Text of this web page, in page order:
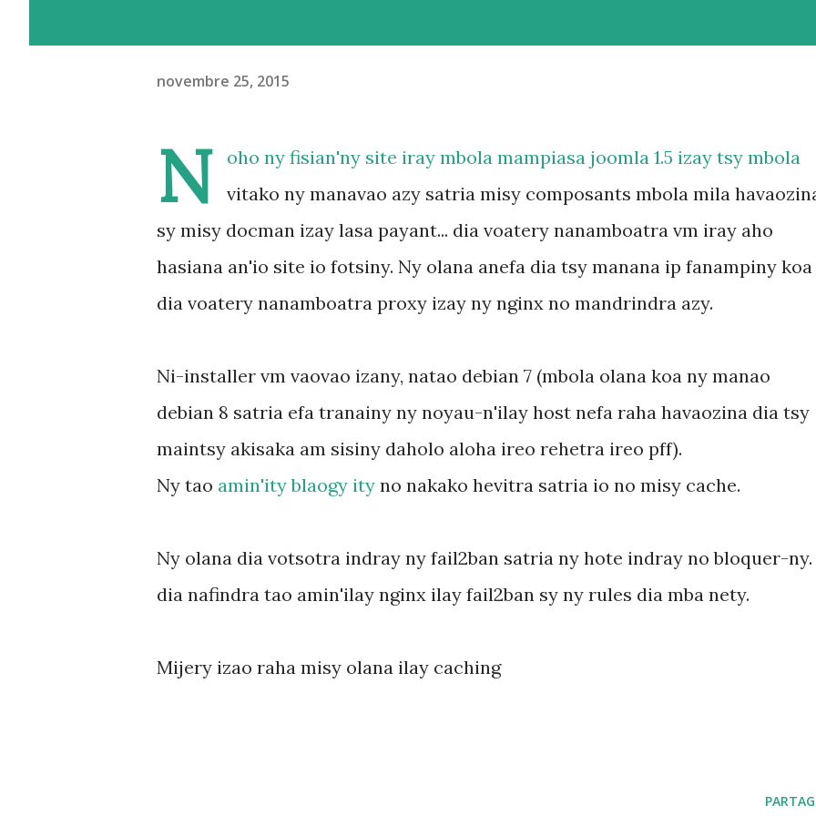
novembre 25, 2015
N
oho ny fisian'ny site iray mbola mampiasa joomla 1.5 izay tsy mbola
vitako ny manavao azy satria misy composants mbola mila
sy misy docman izay lasa payant... dia voatery nanamboatra vm iray aho
hasiana an'io site io fotsiny. Ny olana anefa dia tsy manana ip fanampiny koa
dia voatery nanamboatra proxy izay ny nginx no mandrindra azy.
Ni-installer vm vaovao izany, natao debian 7 (mbola olana koa ny manao
debian 8 satria efa tranainy ny noyau-n'ilay host nefa raha havaozina dia tsy
maintsy akisaka am sisiny daholo aloha ireo rehetra ireo pff).
Ny tao amin'ity blaogy ity no nakako hevitra satria io no misy cache.
Ny olana dia votsotra indray ny fail2ban satria ny hote indray no bloquer-ny.
dia nafindra tao amin'ilay nginx ilay fail2ban sy ny rules dia mba nety.
Mijery izao raha misy olana ilay caching